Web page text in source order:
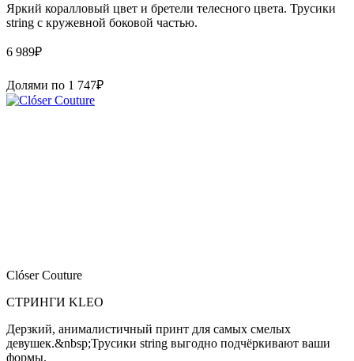
Яркий коралловый цвет и бретели телесного цвета. Трусики
string с кружевной боковой частью.
6 989₽
Долями по 1 747₽
Clóser Couture
СТРИНГИ KLEO
Дерзкий, анималистичный принт для самых смелых
девушек.&nbsp;Трусики string выгодно подчёркивают ваши
формы.